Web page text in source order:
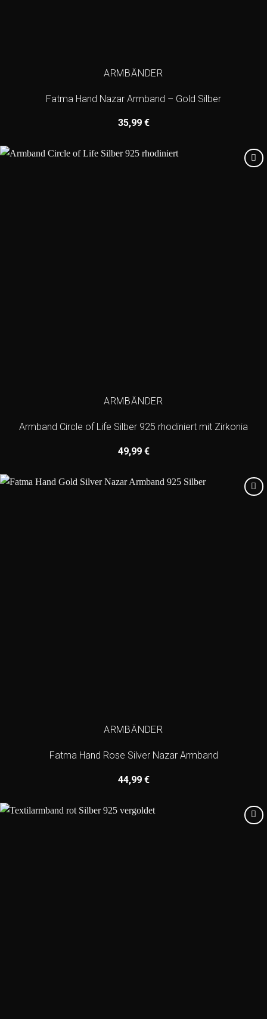
ARMBÄNDER
Fatma Hand Nazar Armband – Gold Silber
35,99 €
ARMBÄNDER
Armband Circle of Life Silber 925 rhodiniert mit Zirkonia
49,99 €
ARMBÄNDER
Fatma Hand Rose Silver Nazar Armband
44,99 €